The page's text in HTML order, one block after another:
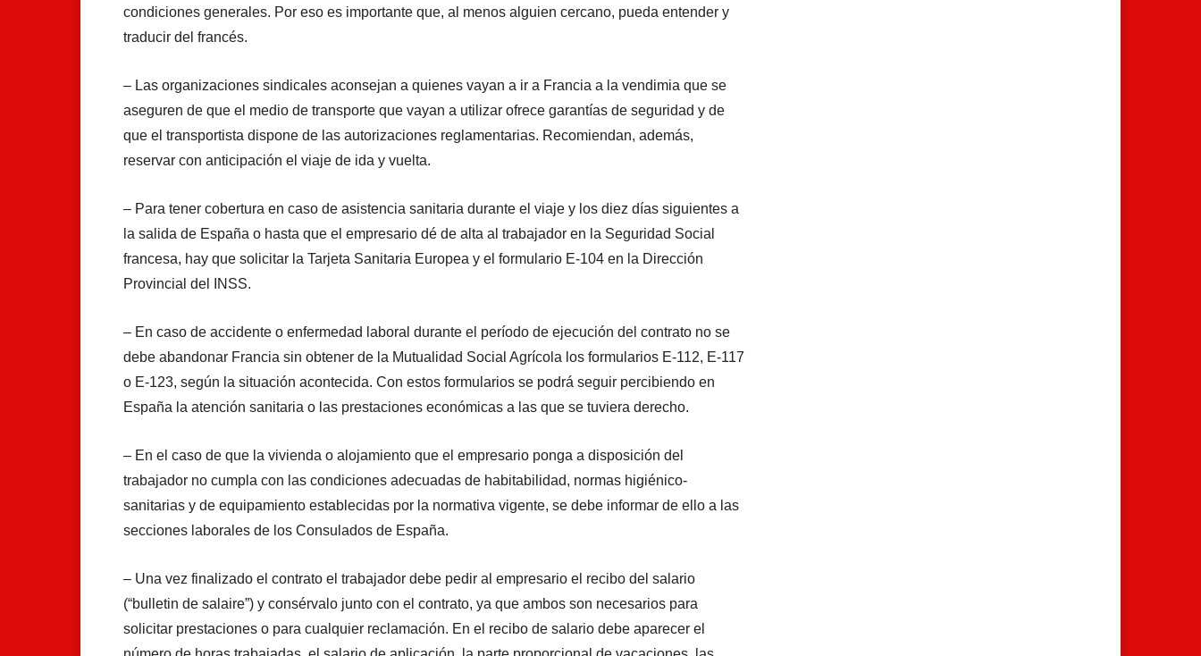
condiciones generales. Por eso es importante que, al menos alguien cercano, pueda entender y
traducir del francés.
– Las organizaciones sindicales aconsejan a quienes vayan a ir a Francia a la vendimia que se
aseguren de que el medio de transporte que vayan a utilizar ofrece garantías de seguridad y de
que el transportista dispone de las autorizaciones reglamentarias. Recomiendan, además,
reservar con anticipación el viaje de ida y vuelta.
– Para tener cobertura en caso de asistencia sanitaria durante el viaje y los diez días siguientes a
la salida de España o hasta que el empresario dé de alta al trabajador en la Seguridad Social
francesa, hay que solicitar la Tarjeta Sanitaria Europea y el formulario E-104 en la Dirección
Provincial del INSS.
– En caso de accidente o enfermedad laboral durante el período de ejecución del contrato no se
debe abandonar Francia sin obtener de la Mutualidad Social Agrícola los formularios E-112, E-117
o E-123, según la situación acontecida. Con estos formularios se podrá seguir percibiendo en
España la atención sanitaria o las prestaciones económicas a las que se tuviera derecho.
– En el caso de que la vivienda o alojamiento que el empresario ponga a disposición del
trabajador no cumpla con las condiciones adecuadas de habitabilidad, normas higiénico-
sanitarias y de equipamiento establecidas por la normativa vigente, se debe informar de ello a las
secciones laborales de los Consulados de España.
– Una vez finalizado el contrato el trabajador debe pedir al empresario el recibo del salario
(“bulletin de salaire”) y consérvalo junto con el contrato, ya que ambos son necesarios para
solicitar prestaciones o para cualquier reclamación. En el recibo de salario debe aparecer el